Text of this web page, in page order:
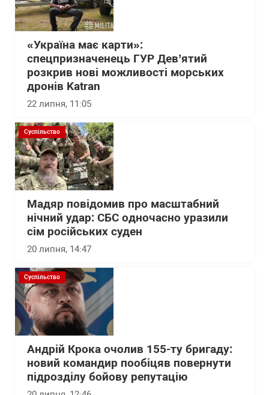
«Україна має карти»:
спецпризначенець ГУР Дев’ятий
розкрив нові можливості морських
дронів Katran
22 липня, 11:05
Суспільство
Мадяр повідомив про масштабний
нічний удар: СБС одночасно уразили
сім російських суден
20 липня, 14:47
Суспільство
Андрій Крока очолив 155-ту бригаду:
новий командир пообіцяв повернути
підрозділу бойову репутацію